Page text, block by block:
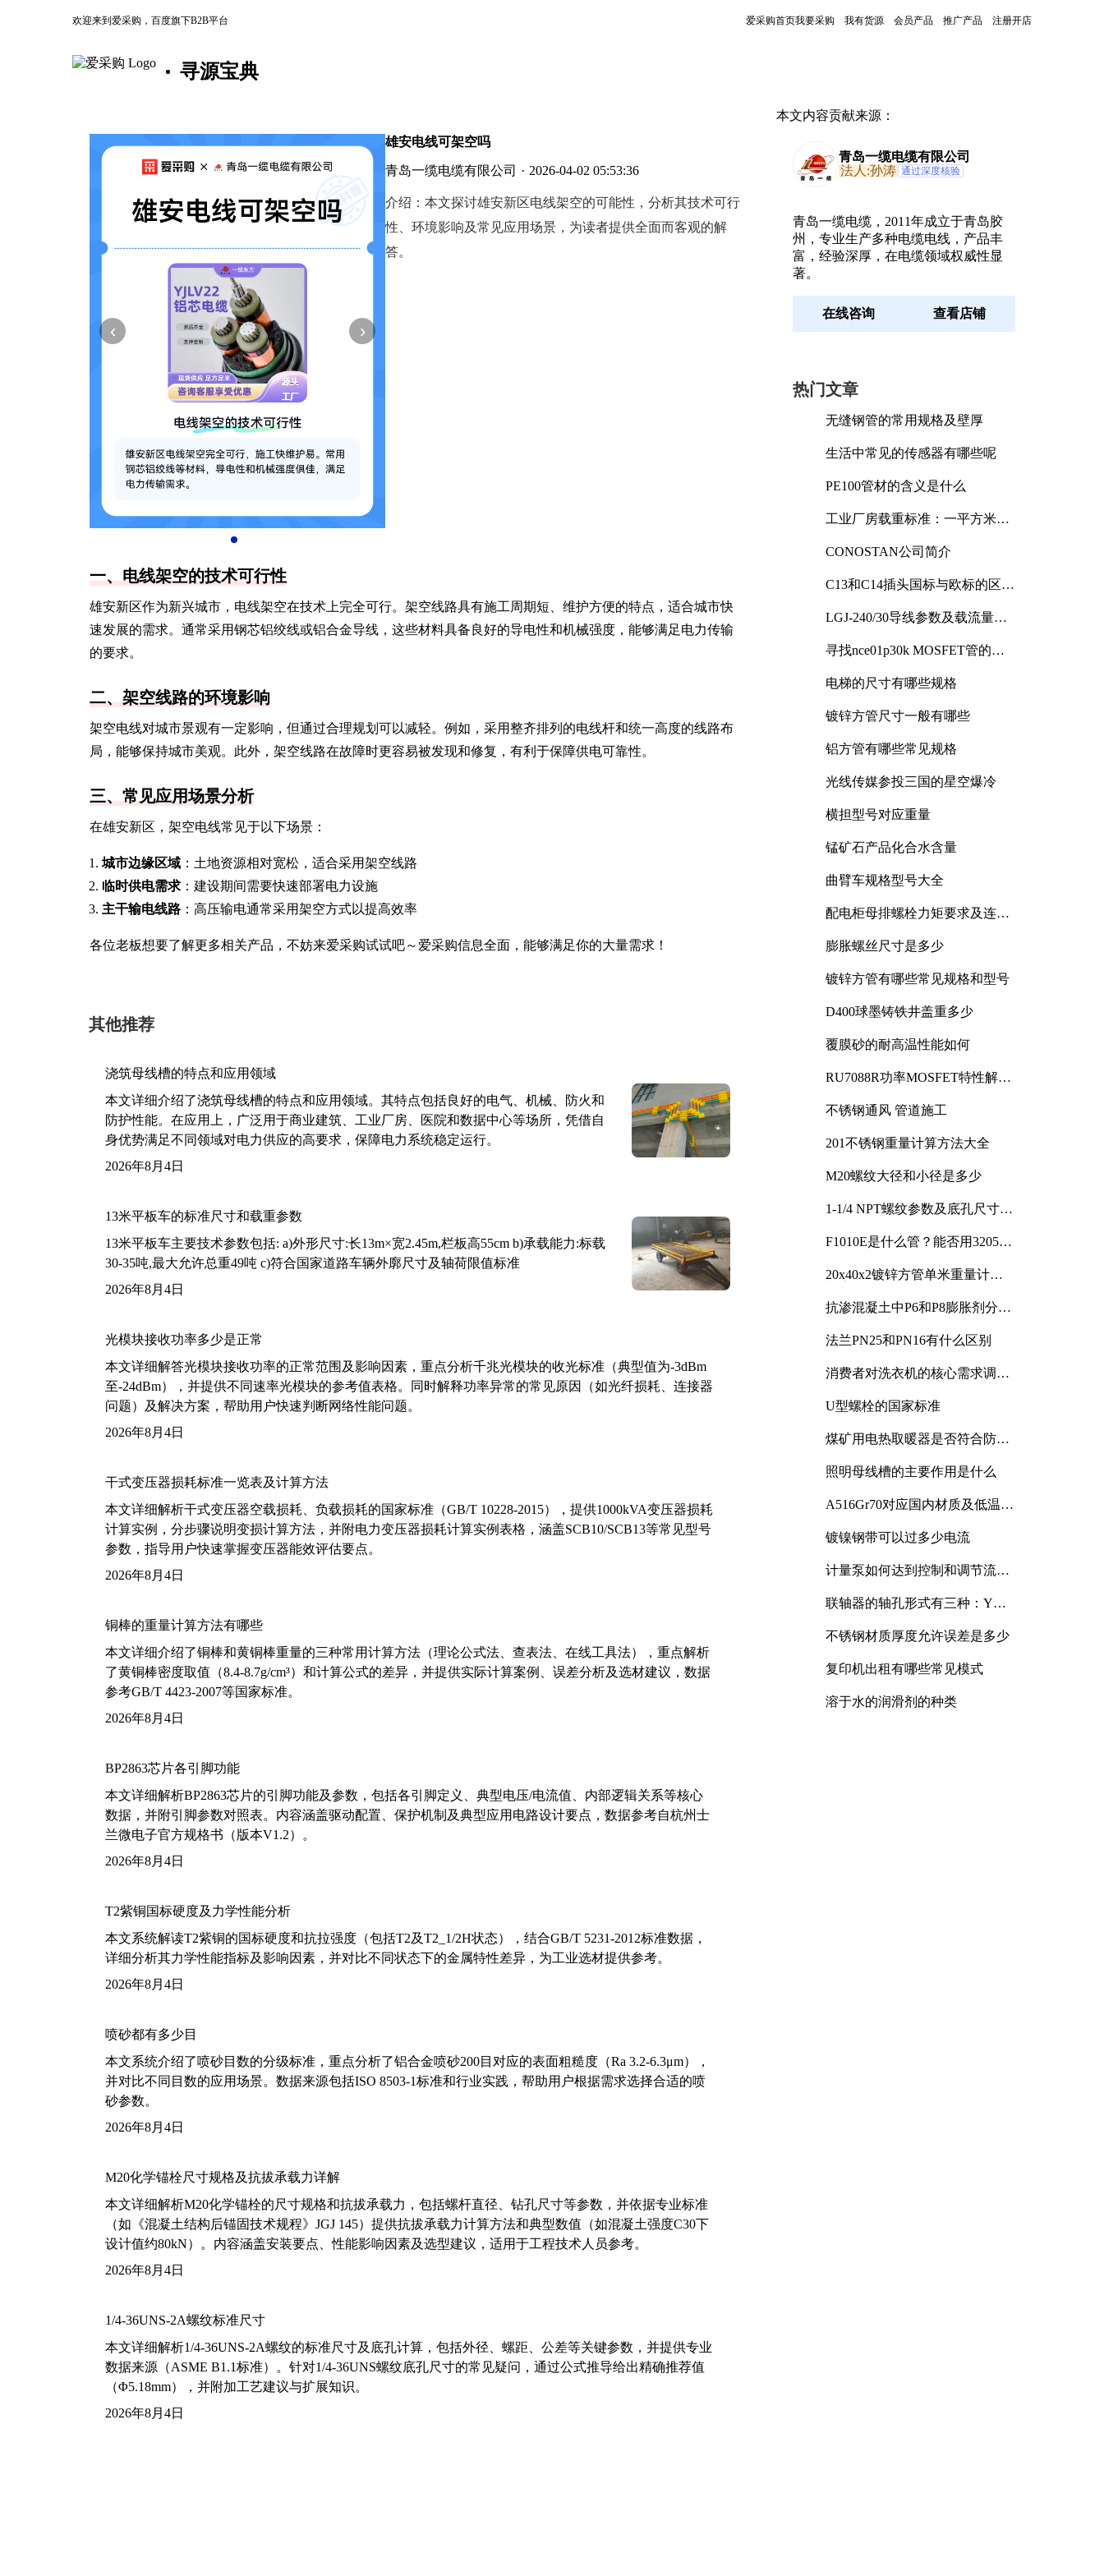
欢迎来到爱采购，百度旗下B2B平台 爱采购首页我要采购 我有货源 会员产品 推广产品 注册开店
寻源宝典
‹ ›
雄安电线可架空吗
青岛一缆电缆有限公司 · 2026-04-02 05:53:36
介绍： 本文探讨雄安新区电线架空的可能性，分析其技术可行
性、环境影响及常见应用场景，为读者提供全面而客观的解
答。
一、电线架空的技术可行性
雄安新区作为新兴城市，电线架空在技术上完全可行。架空线路具有施工周期短、维护方便的特点，适合城市快
速发展的需求。通常采用钢芯铝绞线或铝合金导线，这些材料具备良好的导电性和机械强度，能够满足电力传输
的要求。
二、架空线路的环境影响
架空电线对城市景观有一定影响，但通过合理规划可以减轻。例如，采用整齐排列的电线杆和统一高度的线路布
局，能够保持城市美观。此外，架空线路在故障时更容易被发现和修复，有利于保障供电可靠性。
三、常见应用场景分析
在雄安新区，架空电线常见于以下场景：
城市边缘区域 ：土地资源相对宽松，适合采用架空线路
临时供电需求 ：建设期间需要快速部署电力设施
主干输电线路 ：高压输电通常采用架空方式以提高效率
各位老板想要了解更多相关产品，不妨来爱采购试试吧～爱采购信息全面，能够满足你的大量需求！
其他推荐
浇筑母线槽的特点和应用领域
本文详细介绍了浇筑母线槽的特点和应用领域。其特点包括良好的电气、机械、防火和
防护性能。在应用上，广泛用于商业建筑、工业厂房、医院和数据中心等场所，凭借自
身优势满足不同领域对电力供应的高要求，保障电力系统稳定运行。
2026年8月4日
13米平板车的标准尺寸和载重参数
13米平板车主要技术参数包括: a)外形尺寸:长13m×宽2.45m,栏板高55cm b)承载能力:标载
30-35吨,最大允许总重49吨 c)符合国家道路车辆外廓尺寸及轴荷限值标准
2026年8月4日
光模块接收功率多少是正常
本文详细解答光模块接收功率的正常范围及影响因素，重点分析千兆光模块的收光标准（典型值为-3dBm
至-24dBm），并提供不同速率光模块的参考值表格。同时解释功率异常的常见原因（如光纤损耗、连接器
问题）及解决方案，帮助用户快速判断网络性能问题。
2026年8月4日
干式变压器损耗标准一览表及计算方法
本文详细解析干式变压器空载损耗、负载损耗的国家标准（GB/T 10228-2015），提供1000kVA变压器损耗
计算实例，分步骤说明变损计算方法，并附电力变压器损耗计算实例表格，涵盖SCB10/SCB13等常见型号
参数，指导用户快速掌握变压器能效评估要点。
2026年8月4日
铜棒的重量计算方法有哪些
本文详细介绍了铜棒和黄铜棒重量的三种常用计算方法（理论公式法、查表法、在线工具法），重点解析
了黄铜棒密度取值（8.4-8.7g/cm³）和计算公式的差异，并提供实际计算案例、误差分析及选材建议，数据
参考GB/T 4423-2007等国家标准。
2026年8月4日
BP2863芯片各引脚功能
本文详细解析BP2863芯片的引脚功能及参数，包括各引脚定义、典型电压/电流值、内部逻辑关系等核心
数据，并附引脚参数对照表。内容涵盖驱动配置、保护机制及典型应用电路设计要点，数据参考自杭州士
兰微电子官方规格书（版本V1.2）。
2026年8月4日
T2紫铜国标硬度及力学性能分析
本文系统解读T2紫铜的国标硬度和抗拉强度（包括T2及T2_1/2H状态），结合GB/T 5231-2012标准数据，
详细分析其力学性能指标及影响因素，并对比不同状态下的金属特性差异，为工业选材提供参考。
2026年8月4日
喷砂都有多少目
本文系统介绍了喷砂目数的分级标准，重点分析了铝合金喷砂200目对应的表面粗糙度（Ra 3.2-6.3μm），
并对比不同目数的应用场景。数据来源包括ISO 8503-1标准和行业实践，帮助用户根据需求选择合适的喷
砂参数。
2026年8月4日
M20化学锚栓尺寸规格及抗拔承载力详解
本文详细解析M20化学锚栓的尺寸规格和抗拔承载力，包括螺杆直径、钻孔尺寸等参数，并依据专业标准
（如《混凝土结构后锚固技术规程》JGJ 145）提供抗拔承载力计算方法和典型数值（如混凝土强度C30下
设计值约80kN）。内容涵盖安装要点、性能影响因素及选型建议，适用于工程技术人员参考。
2026年8月4日
1/4-36UNS-2A螺纹标准尺寸
本文详细解析1/4-36UNS-2A螺纹的标准尺寸及底孔计算，包括外径、螺距、公差等关键参数，并提供专业
数据来源（ASME B1.1标准）。针对1/4-36UNS螺纹底孔尺寸的常见疑问，通过公式推导给出精确推荐值
（Φ5.18mm），并附加工艺建议与扩展知识。
2026年8月4日
本文内容贡献来源：
青岛一缆电缆有限公司
法人:孙涛 通过深度核验
青岛一缆电缆，2011年成立于青岛胶
州，专业生产多种电缆电线，产品丰
富，经验深厚，在电缆领域权威性显
著。
在线咨询 查看店铺
热门文章
无缝钢管的常用规格及壁厚
生活中常见的传感器有哪些呢
PE100管材的含义是什么
工业厂房载重标准：一平方米能
CONOSTAN公司简介
C13和C14插头国标与欧标的区别
LGJ-240/30导线参数及载流量解
寻找nce01p30k MOSFET管的合
电梯的尺寸有哪些规格
镀锌方管尺寸一般有哪些
铝方管有哪些常见规格
光线传媒参投三国的星空爆冷
横担型号对应重量
锰矿石产品化合水含量
曲臂车规格型号大全
配电柜母排螺栓力矩要求及连接
膨胀螺丝尺寸是多少
镀锌方管有哪些常见规格和型号
D400球墨铸铁井盖重多少
覆膜砂的耐高温性能如何
RU7088R功率MOSFET特性解析
不锈钢通风 管道施工
201不锈钢重量计算方法大全
M20螺纹大径和小径是多少
1-1/4 NPT螺纹参数及底孔尺寸详
F1010E是什么管？能否用3205或
20x40x2镀锌方管单米重量计算
抗渗混凝土中P6和P8膨胀剂分别
法兰PN25和PN16有什么区别
消费者对洗衣机的核心需求调研
U型螺栓的国家标准
煤矿用电热取暖器是否符合防爆
照明母线槽的主要作用是什么
A516Gr70对应国内材质及低温冲
镀镍钢带可以过多少电流
计量泵如何达到控制和调节流量
联轴器的轴孔形式有三种：Y
不锈钢材质厚度允许误差是多少
复印机出租有哪些常见模式
溶于水的润滑剂的种类